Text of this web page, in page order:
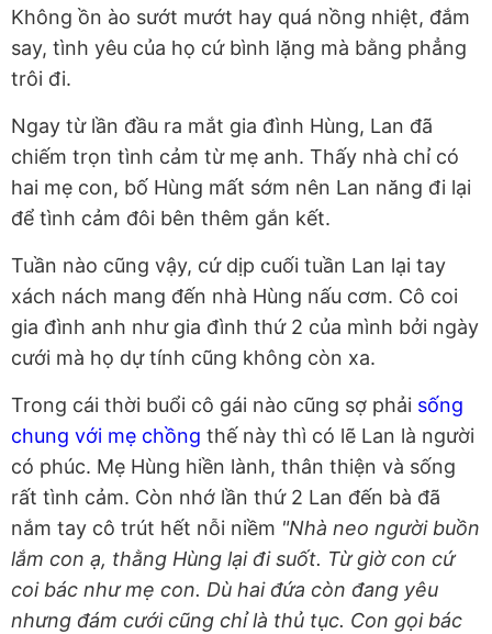
Không ồn ào sướt mướt hay quá nồng nhiệt, đắm
say, tình yêu của họ cứ bình lặng mà bằng phẳng
trôi đi.
Ngay từ lần đầu ra mắt gia đình Hùng, Lan đã
chiếm trọn tình cảm từ mẹ anh. Thấy nhà chỉ có
hai mẹ con, bố Hùng mất sớm nên Lan năng đi lại
để tình cảm đôi bên thêm gắn kết.
Tuần nào cũng vậy, cứ dịp cuối tuần Lan lại tay
xách nách mang đến nhà Hùng nấu cơm. Cô coi
gia đình anh như gia đình thứ 2 của mình bởi ngày
cưới mà họ dự tính cũng không còn xa.
Trong cái thời buổi cô gái nào cũng sợ phải sống
chung với mẹ chồng thế này thì có lẽ Lan là người
có phúc. Mẹ Hùng hiền lành, thân thiện và sống
rất tình cảm. Còn nhớ lần thứ 2 Lan đến bà đã
nắm tay cô trút hết nỗi niềm "Nhà neo người buồn
lắm con ạ, thằng Hùng lại đi suốt. Từ giờ con cứ
coi bác như mẹ con. Dù hai đứa còn đang yêu
nhưng đám cưới cũng chỉ là thủ tục. Con gọi bác